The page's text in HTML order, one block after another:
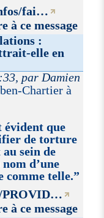
fai…
à ce message
:
elle en
par Damien
Chartier à
que
de torture
sein de
d’une
comme telle.”
PROVID…
à ce message